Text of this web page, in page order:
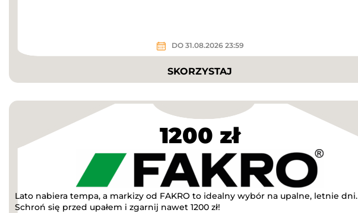
DO 31.08.2026 23:59
SKORZYSTAJ
1200 zł
Lato nabiera tempa, a markizy od FAKRO to idealny wybór na upalne, letnie dni.
Schroń się przed upałem i zgarnij nawet 1200 zł!